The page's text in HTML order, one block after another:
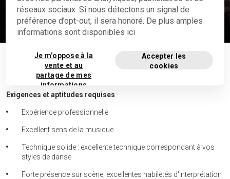
Voir la vidéo
AUTRES INFORMATIONS
Exigences et aptitudes requises
Expérience professionnelle
Excellent sens de la musique
Technique solide : excellente technique correspondant à vos
styles de danse
Forte présence sur scène, excellentes habiletés d'interprétation
réseaux sociaux. Si nous détectons un signal de
préférence d’opt-out, il sera honoré. De plus amples
informations sont disponibles ici
Je m’oppose à la
vente et au
partage de mes
informations
personnelles
Accepter les
cookies